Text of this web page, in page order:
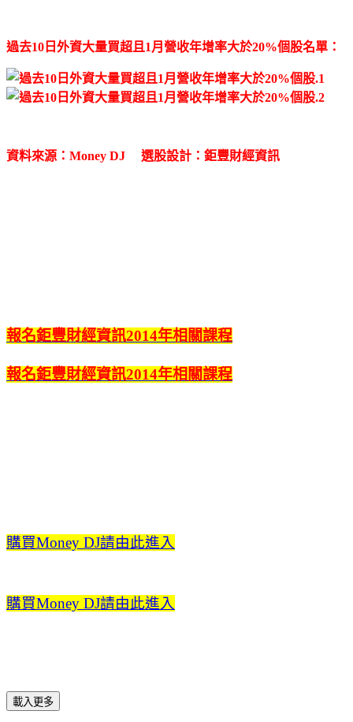
過去10日外資大量買超且1月營收年增率大於20%個股名單：
資料來源：Money DJ 選股設計：鉅豐財經資訊
報名鉅豐財經資訊2014年相關課程
報名鉅豐財經資訊2014年相關課程
購買Money DJ請由此進入
購買Money DJ請由此進入
載入更多